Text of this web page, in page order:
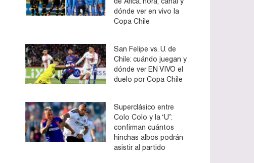
dónde ver en vivo la
Copa Chile
San Felipe vs. U. de
Chile: cuándo juegan y
dónde ver EN VIVO el
duelo por Copa Chile
Superclásico entre
Colo Colo y la ‘U’:
confirman cuántos
hinchas albos podrán
asistir al partido